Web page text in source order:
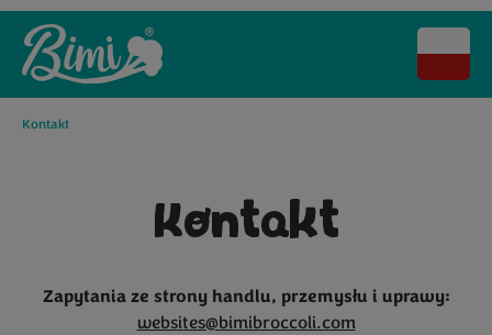
Kontakt
Kontakt
Zapytania ze strony handlu, przemysłu i uprawy:
websites@bimibroccoli.com